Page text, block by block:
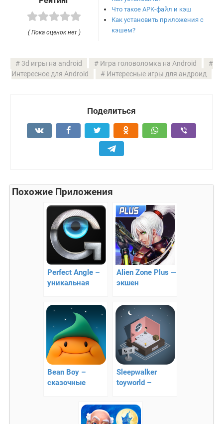
( Пока оценок нет )
Что такое APK-файл и кэш
Как установить приложения с
кэшем?
3d игры на android
Игра головоломка на Android
Интересное для Android
Интересные игры для андроид
Поделиться
Похожие Приложения
Perfect Angle –
уникальная
Alien Zone Plus —
экшен
Bean Boy –
сказочные
Sleepwalker
toyworld –
головоломка!